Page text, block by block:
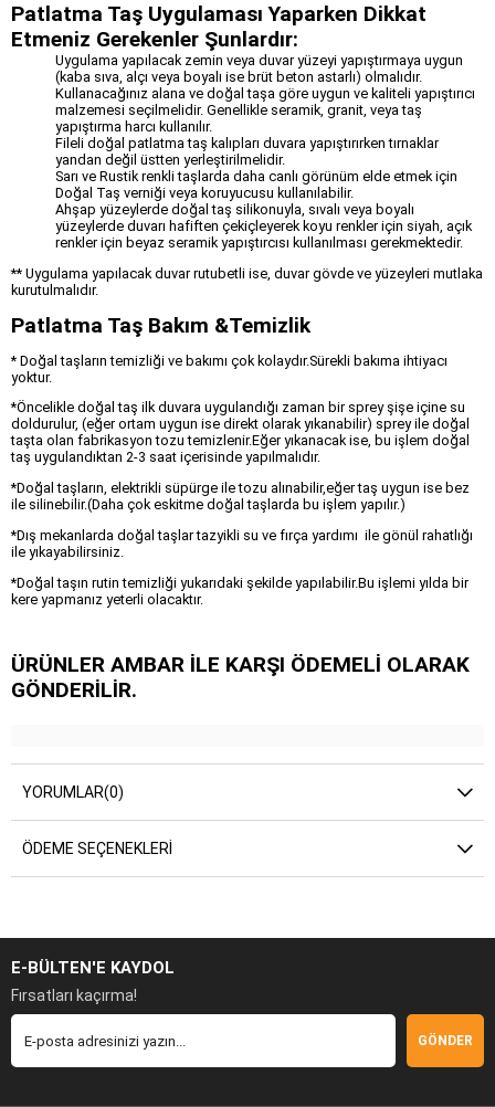
Patlatma Taş Uygulaması Yaparken Dikkat
Etmeniz Gerekenler Şunlardır:
Uygulama yapılacak zemin veya duvar yüzeyi yapıştırmaya uygun
(kaba sıva, alçı veya boyalı ise brüt beton astarlı) olmalıdır.
Kullanacağınız alana ve doğal taşa göre uygun ve kaliteli yapıştırıcı
malzemesi seçilmelidir. Genellikle seramik, granit, veya taş
yapıştırma harcı kullanılır.
Fileli doğal patlatma taş kalıpları duvara yapıştırırken tırnaklar
yandan değil üstten yerleştirilmelidir.
Sarı ve Rustik renkli taşlarda daha canlı görünüm elde etmek için
Doğal Taş verniği veya koruyucusu kullanılabilir.
Ahşap yüzeylerde doğal taş silikonuyla, sıvalı veya boyalı
yüzeylerde duvarı hafiften çekiçleyerek koyu renkler için siyah, açık
renkler için beyaz seramik yapıştırcısı kullanılması gerekmektedir.
** Uygulama yapılacak duvar rutubetli ise, duvar gövde ve yüzeyleri mutlaka
kurutulmalıdır.
Patlatma Taş Bakım &Temizlik
* Doğal taşların temizliği ve bakımı çok kolaydır.Sürekli bakıma ihtiyacı
yoktur.
*Öncelikle doğal taş ilk duvara uygulandığı zaman bir sprey şişe içine su
doldurulur, (eğer ortam uygun ise direkt olarak yıkanabilir) sprey ile doğal
taşta olan fabrikasyon tozu temizlenir.Eğer yıkanacak ise, bu işlem doğal
taş uygulandıktan 2-3 saat içerisinde yapılmalıdır.
*Doğal taşların, elektrikli süpürge ile tozu alınabilir,eğer taş uygun ise bez
ile silinebilir.(Daha çok eskitme doğal taşlarda bu işlem yapılır.)
*Dış mekanlarda doğal taşlar tazyikli su ve fırça yardımı ile gönül rahatlığı
ile yıkayabilirsiniz.
*Doğal taşın rutin temizliği yukarıdaki şekilde yapılabilir.Bu işlemi yılda bir
kere yapmanız yeterli olacaktır.
ÜRÜNLER AMBAR İLE KARŞI ÖDEMELİ OLARAK
GÖNDERİLİR.
YORUMLAR(0)
ÖDEME SEÇENEKLERI
E-BÜLTEN'E KAYDOL
Fırsatları kaçırma!
GÖNDER